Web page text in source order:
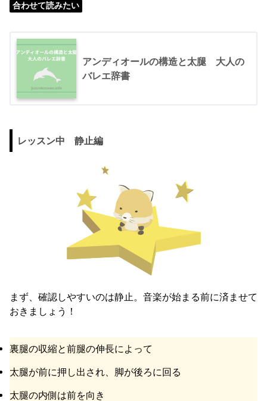
合わせて読みたい
アンディオールの構造と太腿 大人の
バレエ辞書
レッスン中 静止編
まず、確認しやすいのは静止。音楽が始まる前に済ませて
おきましょう！
裏腿の収縮と前腿の伸長によって
太腿が前に押し出され、脚が後ろに回る
太腿の内側は前を向き